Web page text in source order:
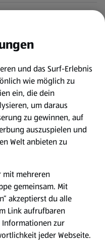
und das Surf-Erlebnis
wie möglich zu
ein, die dein
um daraus
zu gewinnen, auf
auszuspielen und
Welt anbieten zu
mit mehreren
gemeinsam. Mit
akzeptierst du alle
Link aufrufbaren
Informationen zur
jeder Webseite.